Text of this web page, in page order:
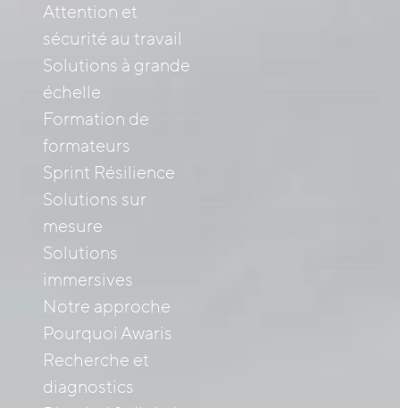
Attention et
sécurité au travail
Solutions à grande
échelle
Formation de
formateurs
Sprint Résilience
Solutions sur
mesure
Solutions
immersives
Notre approche
Pourquoi Awaris
Recherche et
diagnostics